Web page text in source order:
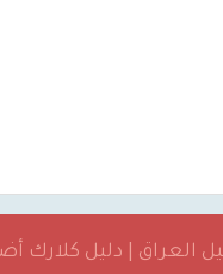
العراق | دليل